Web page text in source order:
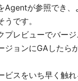
Agentが参照でき
です。
プレビューでバー
ジョンにGAしたら
ビスをいち早く触